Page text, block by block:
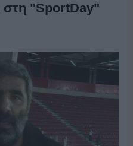
στη "SportDay"